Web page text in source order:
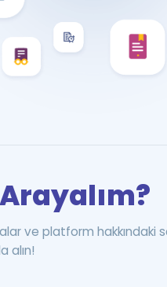
ve platform hakkındaki
alın!